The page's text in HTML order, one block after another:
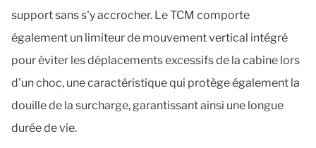
support sans s'y accrocher. Le TCM comporte
également un limiteur de mouvement vertical intégré
pour éviter les déplacements excessifs de la cabine lors
d'un choc, une caractéristique qui protège également la
douille de la surcharge, garantissant ainsi une longue
durée de vie.